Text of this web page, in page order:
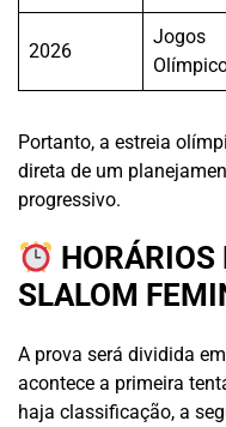
2026
Jogos
Portanto, a estreia
direta de um
progressivo.
HORÁRIOS
SLALOM
A prova será dividida
acontece a primeira
haja classificação, a